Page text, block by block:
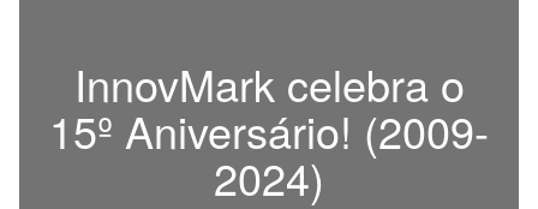
InnovMark celebra o
15º Aniversário! (2009-
2024)